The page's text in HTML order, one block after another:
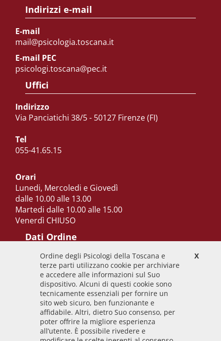
Indirizzi e-mail
E-mail
mail@psicologia.toscana.it
E-mail PEC
psicologi.toscana@pec.it
Uffici
Indirizzo
Via Panciatichi 38/5 - 50127 Firenze (FI)
Tel
055-41.65.15
Orari
Lunedi, Mercoledi e Giovedì
dalle 10.00 alle 13.00
Martedi dalle 10.00 alle 15.00
Venerdì CHIUSO
Dati Ordine
Codice Fiscale
92009700458
Codice IPA
odpt_to
Linee guida
X
Ordine degli Psicologi della Toscana e
terze parti utilizzano cookie per archiviare
e accedere alle informazioni sul Suo
dispositivo. Alcuni di questi cookie sono
tecnicamente essenziali per fornire un
sito web sicuro, ben funzionante e
affidabile. Altri, dietro Suo consenso, per
poter offrire la migliore esperienza
all’utente. È possibile rivedere e